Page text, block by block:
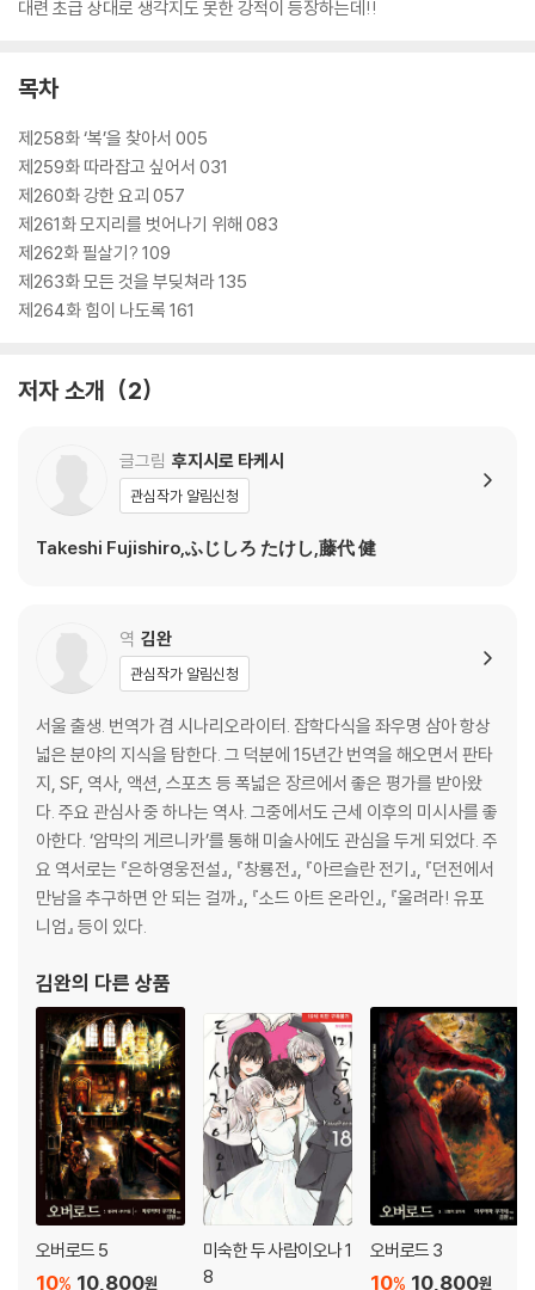
대련 초급 상대로 생각지도 못한 강적이 등장하는데!!
목차
제258화 ‘복’을 찾아서 005
제259화 따라잡고 싶어서 031
제260화 강한 요괴 057
제261화 모지리를 벗어나기 위해 083
제262화 필살기? 109
제263화 모든 것을 부딪쳐라 135
제264화 힘이 나도록 161
저자 소개 2
글그림 후지시로 타케시
관심작가 알림신청
Takeshi Fujishiro,ふじしろ たけし,藤代 健
역 김완
관심작가 알림신청
서울 출생. 번역가 겸 시나리오라이터. 잡학다식을 좌우명 삼아 항상
넓은 분야의 지식을 탐한다. 그 덕분에 15년간 번역을 해오면서 판타
지, SF, 역사, 액션, 스포츠 등 폭넓은 장르에서 좋은 평가를 받아왔
다. 주요 관심사 중 하나는 역사. 그중에서도 근세 이후의 미시사를 좋
아한다. ‘암막의 게르니카’를 통해 미술사에도 관심을 두게 되었다. 주
요 역서로는 『은하영웅전설』, 『창룡전』, 『아르슬란 전기』, 『던전에서
만남을 추구하면 안 되는 걸까』, 『소드 아트 온라인』, 『울려라! 유포
니엄』 등이 있다.
김완의 다른 상품
오버로드 5
10,800원
10%
미숙한 두 사람이오나 1
8
오버로드 3
10,800원
10%